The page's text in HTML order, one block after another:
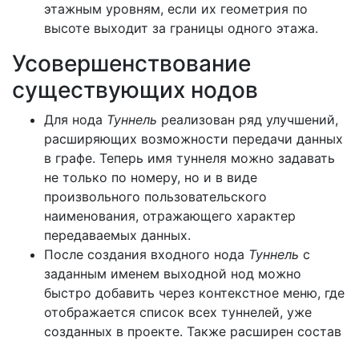
этажным уровням, если их геометрия по
высоте выходит за границы одного этажа.
Усовершенствование
существующих нодов
Для нода Туннель реализован ряд улучшений,
расширяющих возможности передачи данных
в графе. Теперь имя туннеля можно задавать
не только по номеру, но и в виде
произвольного пользовательского
наименования, отражающего характер
передаваемых данных.
После создания входного нода Туннель с
заданным именем выходной нод можно
быстро добавить через контекстное меню, где
отображается список всех туннелей, уже
созданных в проекте. Также расширен состав